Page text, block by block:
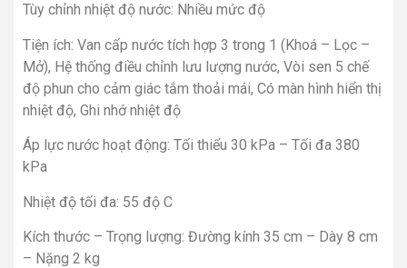
Tùy chỉnh nhiệt độ nước: Nhiều mức độ
Tiện ích: Van cấp nước tích hợp 3 trong 1 (Khoá – Lọc –
Mở), Hệ thống điều chỉnh lưu lượng nước, Vòi sen 5 chế
độ phun cho cảm giác tắm thoải mái, Có màn hình hiển thị
nhiệt độ, Ghi nhớ nhiệt độ
Áp lực nước hoạt động: Tối thiểu 30 kPa – Tối đa 380
kPa
Nhiệt độ tối đa: 55 độ C
Kích thước – Trọng lượng: Đường kính 35 cm – Dày 8 cm
– Nặng 2 kg